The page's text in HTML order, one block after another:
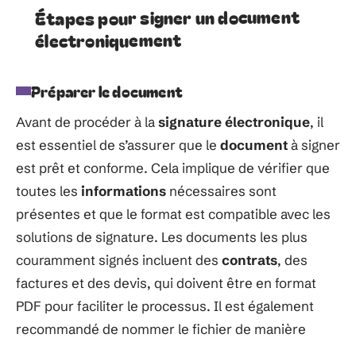
Étapes pour signer un document
électroniquement
Préparer le document
Avant de procéder à lasignature électronique, il
est essentiel de s’assurer que le documentà signer
est prêt et conforme. Cela implique de vérifier que
toutes les informations nécessaires sont
présentes et que le format est compatible avec les
solutions de signature. Les documents les plus
couramment signés incluent des contrats, des
factures et des devis, qui doivent être en format
PDF pour faciliter le processus. Il est également
recommandé de nommer le fichier de manière